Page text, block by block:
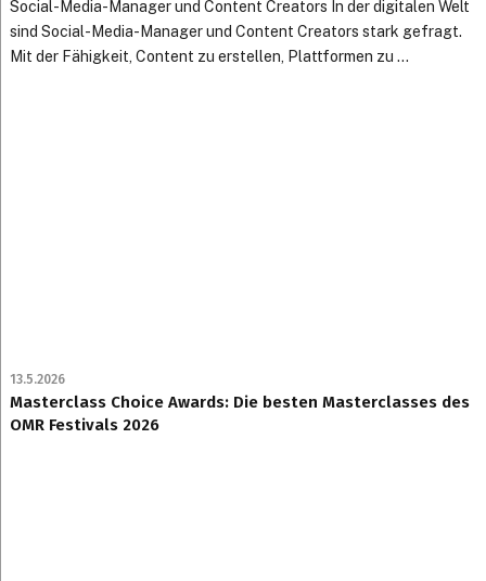
Social-Media-Manager und Content Creators In der digitalen Welt
sind Social-Media-Manager und Content Creators stark gefragt.
Mit der Fähigkeit, Content zu erstellen, Plattformen zu ...
13.5.2026
Masterclass Choice Awards: Die besten Masterclasses des
OMR Festivals 2026